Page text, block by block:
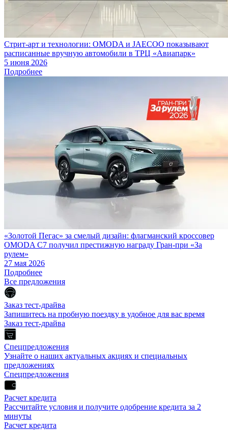
Стрит-арт и технологии: OMODA и JAECOO показывают
расписанные вручную автомобили в ТРЦ «Авиапарк»
5 июня 2026
Подробнее
«Золотой Пегас» за смелый дизайн: флагманский кроссовер
OMODA C7 получил престижную награду Гран-при «За
рулем»
27 мая 2026
Подробнее
Все предложения
Заказ тест-драйва
Запишитесь на пробную поездку в удобное для вас время
Заказ тест-драйва
Спецпредложения
Узнайте о наших актуальных акциях и специальных
предложениях
Спецпредложения
Расчет кредита
Рассчитайте условия и получите одобрение кредита за 2
минуты
Расчет кредита